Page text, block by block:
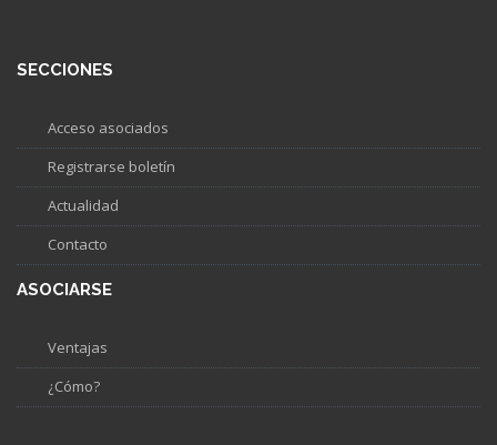
SECCIONES
Acceso asociados
Registrarse boletín
Actualidad
Contacto
ASOCIARSE
Ventajas
¿Cómo?